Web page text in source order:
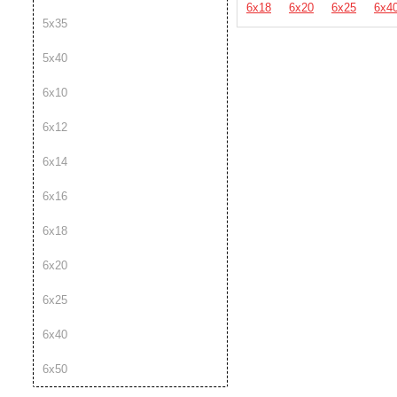
5х35
5х40
6х10
6х12
6х14
6х16
6х18
6х20
6х25
6х40
6х50
6х18
6х20 6х25